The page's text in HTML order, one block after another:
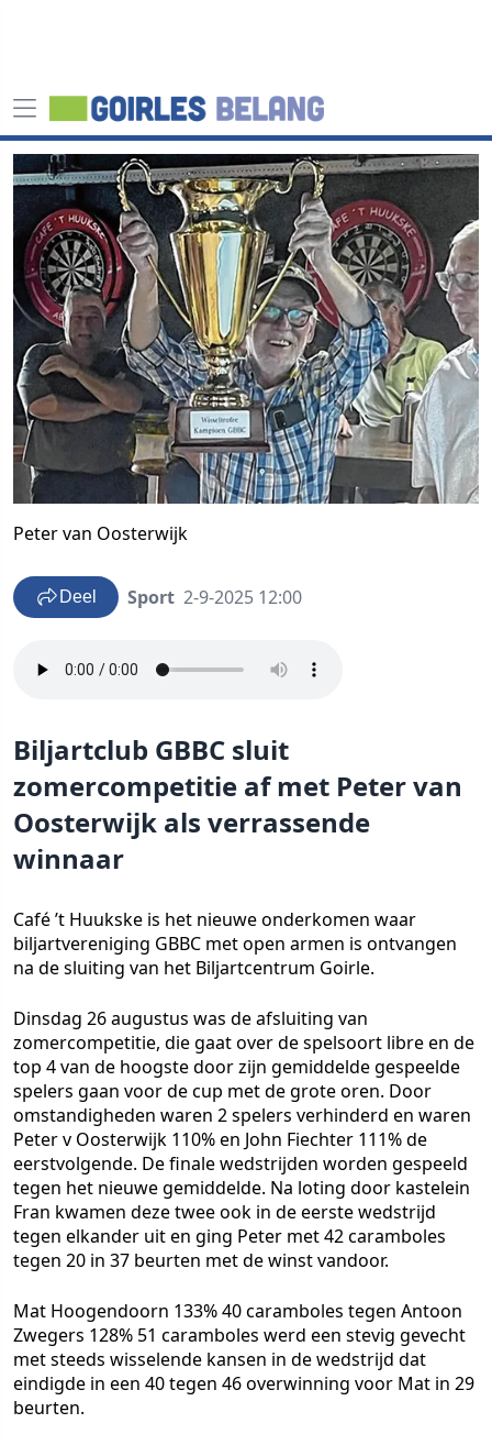
Peter van Oosterwijk
Deel Sport 2-9-2025 12:00
Biljartclub GBBC sluit
zomercompetitie af met Peter van
Oosterwijk als verrassende
winnaar
Café ’t Huukske is het nieuwe onderkomen waar
biljartvereniging GBBC met open armen is ontvangen
na de sluiting van het Biljartcentrum Goirle.
Dinsdag 26 augustus was de afsluiting van
zomercompetitie, die gaat over de spelsoort libre en de
top 4 van de hoogste door zijn gemiddelde gespeelde
spelers gaan voor de cup met de grote oren. Door
omstandigheden waren 2 spelers verhinderd en waren
Peter v Oosterwijk 110% en John Fiechter 111% de
eerstvolgende. De finale wedstrijden worden gespeeld
tegen het nieuwe gemiddelde. Na loting door kastelein
Fran kwamen deze twee ook in de eerste wedstrijd
tegen elkander uit en ging Peter met 42 caramboles
tegen 20 in 37 beurten met de winst vandoor.
Mat Hoogendoorn 133% 40 caramboles tegen Antoon
Zwegers 128% 51 caramboles werd een stevig gevecht
met steeds wisselende kansen in de wedstrijd dat
eindigde in een 40 tegen 46 overwinning voor Mat in 29
beurten.